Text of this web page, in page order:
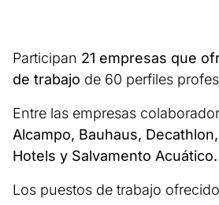
Participan 21 empresas que
de trabajo de 60 perfiles
Entre las empresas
Alcampo, Bauhaus,
Hotels y Salvamento Acuático.
Los puestos de trabajo